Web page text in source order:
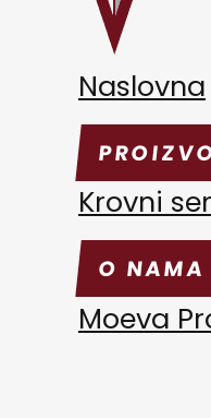
Naslovna
Krovni
O NAMA
Moeva